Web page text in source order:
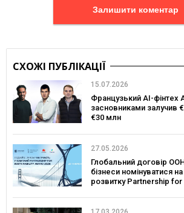
Залишити коментар
СХОЖІ ПУБЛІКАЦІЇ
15.07.2026
Французький AI-фінтех
засновниками залучив
€30 млн
27.05.2026
Глобальний договір
бізнеси номінуватися
розвитку Partnership